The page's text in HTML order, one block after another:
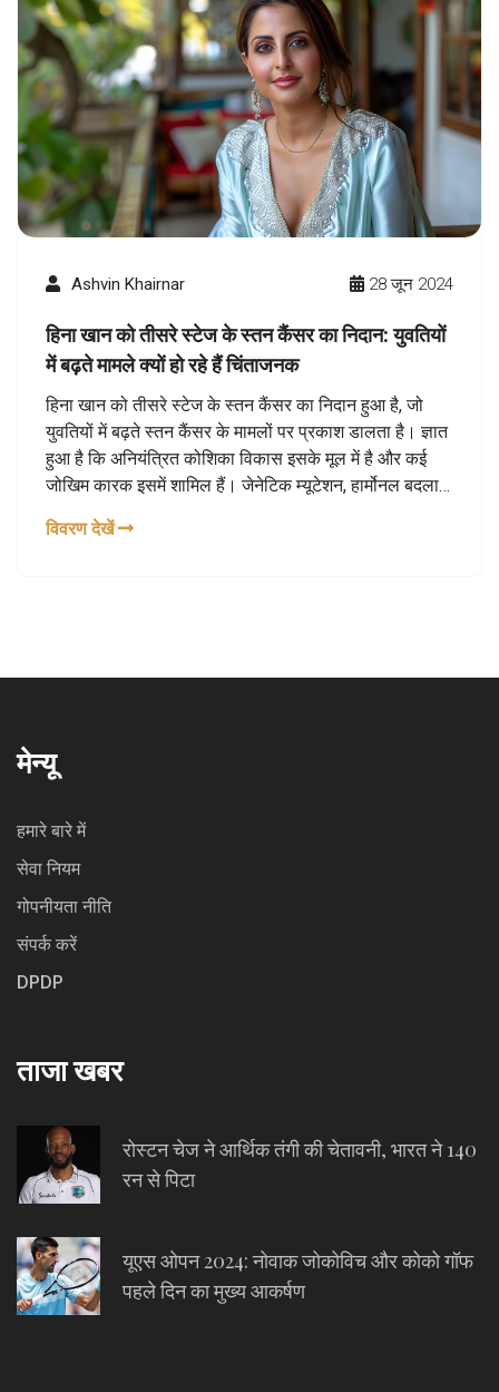
Ashvin Khairnar 28 जून 2024
हिना खान को तीसरे स्टेज के स्तन कैंसर का निदान: युवतियों
में बढ़ते मामले क्यों हो रहे हैं चिंताजनक
हिना खान को तीसरे स्टेज के स्तन कैंसर का निदान हुआ है, जो
युवतियों में बढ़ते स्तन कैंसर के मामलों पर प्रकाश डालता है। ज्ञात
हुआ है कि अनियंत्रित कोशिका विकास इसके मूल में है और कई
जोखिम कारक इसमें शामिल हैं। जेनेटिक म्यूटेशन, हार्मोनल बदलाव,
विवरण देखें
मेन्यू
हमारे बारे में
सेवा नियम
गोपनीयता नीति
संपर्क करें
DPDP
ताजा खबर
रोस्टन चेज ने आर्थिक तंगी की चेतावनी, भारत ने 140
रन से पिटा
यूएस ओपन 2024: नोवाक जोकोविच और कोको गॉफ
पहले दिन का मुख्य आकर्षण